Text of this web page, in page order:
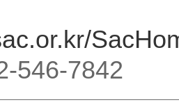
546-7842